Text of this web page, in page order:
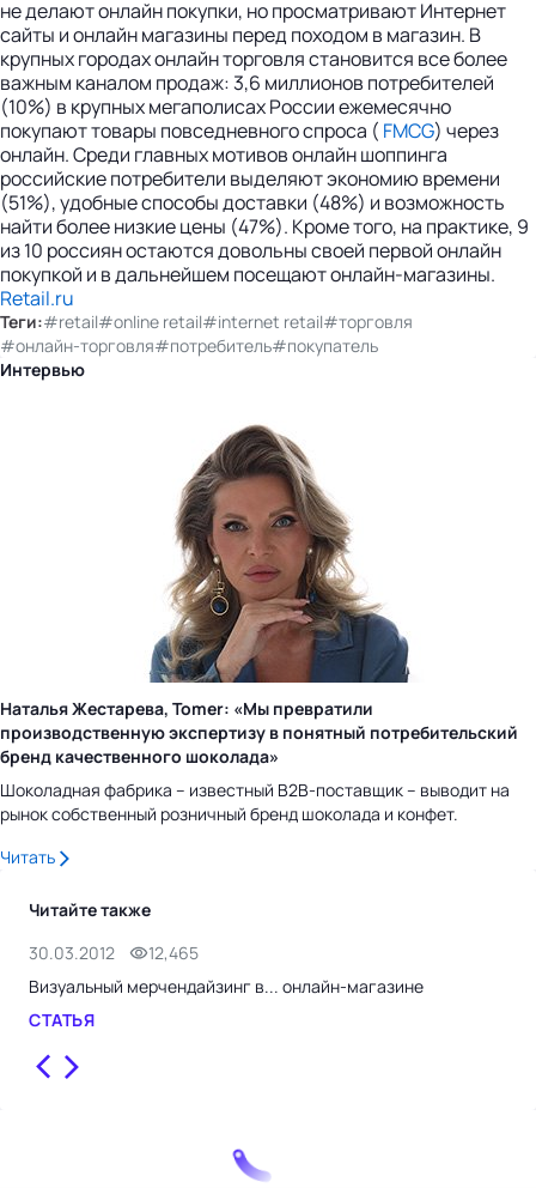
не делают онлайн покупки, но просматривают Интернет
сайты и онлайн магазины перед походом в магазин. В
крупных городах онлайн торговля становится все более
важным каналом продаж: 3,6 миллионов потребителей
(10%) в крупных мегаполисах России ежемесячно
покупают товары повседневного спроса ( FMCG) через
онлайн. Среди главных мотивов онлайн шоппинга
российские потребители выделяют экономию времени
(51%), удобные способы доставки (48%) и возможность
найти более низкие цены (47%). Кроме того, на практике, 9
из 10 россиян остаются довольны своей первой онлайн
покупкой и в дальнейшем посещают онлайн-магазины.
Retail.ru
Теги:#retail#online retail#internet retail#торговля
#онлайн-торговля#потребитель#покупатель
Интервью
Наталья Жестарева, Tomer: «Мы превратили
производственную экспертизу в понятный потребительский
бренд качественного шоколада»
Шоколадная фабрика – известный B2B-поставщик – выводит на
рынок собственный розничный бренд шоколада и конфет.
Читать
Читайте также
30.03.2012
12,465
Визуальный мерчендайзинг в... онлайн-магазине
СТАТЬЯ